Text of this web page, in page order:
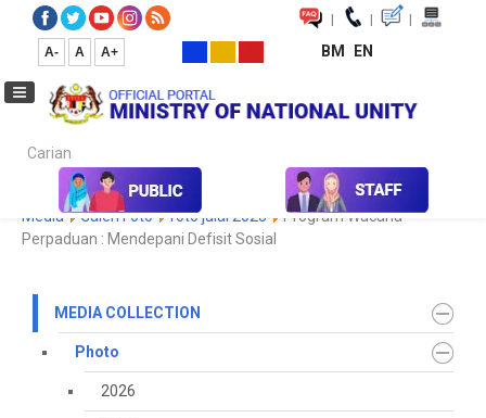
| | |
A- A A+ BM EN
Carian...
Media Media Collection Photo 2024
Koleksi
Media
Galeri Foto foto julai 2023
Program Wacana
Perpaduan : Mendepani Defisit Sosial
MEDIA COLLECTION
Photo
2026